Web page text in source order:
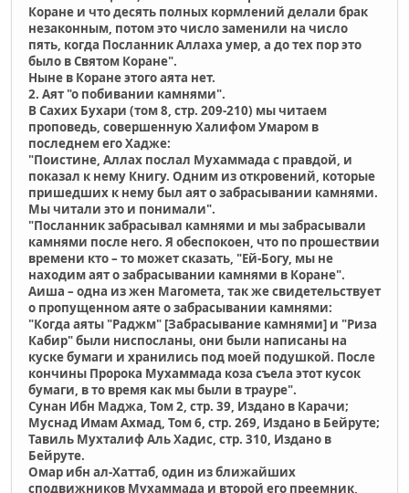
Коране и что десять полных кормлений делали брак
незаконным, потом это число заменили на число
пять, когда Посланник Аллаха умер, а до тех пор это
было в Святом Коране".
Ныне в Коране этого аята нет.
2. Аят "о побивании камнями".
В Сахих Бухари (том 8, стр. 209-210) мы читаем
проповедь, совершенную Халифом Умаром в
последнем его Хадже:
"Поистине, Аллах послал Mухаммада с правдой, и
показал к нему Книгу. Одним из откровений, которые
пришедших к нему был аят о забрасывании камнями.
Мы читали это и понимали".
"Посланник забрасывал камнями и мы забрасывали
камнями после него. Я обеспокоен, что по прошествии
времени кто – то может сказать, "Ей-Богу, мы не
находим аят о забрасывании камнями в Коране".
Аиша – одна из жен Магомета, так же свидетельствует
о пропущенном аяте о забрасывании камнями:
"Когда аяты "Раджм" [Забрасывание камнями] и "Риза
Кабир" были ниспосланы, они были написаны на
куске бумаги и хранились под моей подушкой. После
кончины Пророка Мухаммада коза съела этот кусок
бумаги, в то время как мы были в трауре".
Сунан Ибн Маджа, Том 2, cтр. 39, Издано в Карачи;
Муснад Имам Ахмад, Том 6, cтр. 269, Издано в Бейруте;
Тавиль Мухталиф Аль Хадис, cтр. 310, Издано в
Бейруте.
Омар ибн ал-Хаттаб, один из ближайших
сподвижников Мухаммада и второй его преемник,